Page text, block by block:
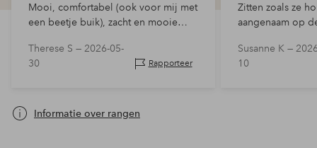
Mooi, comfortabel (ook voor mij met
een beetje buik), zacht en mooie
Therese S — 2026-05-
30
Rapporteer
Zitten zoals ze
aangenaam op
Susanne K —
10
Informatie over rangen